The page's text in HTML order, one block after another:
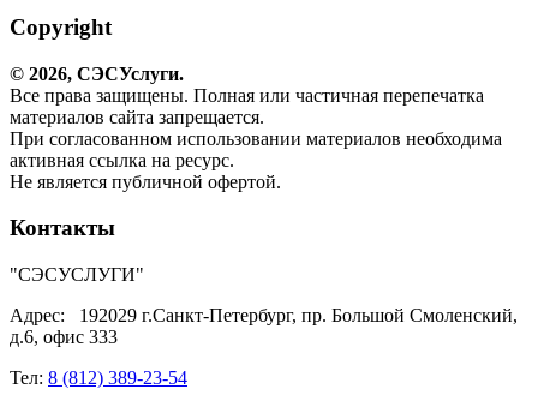
Copyright
© 2026, СЭСУслуги.
Все права защищены. Полная или частичная перепечатка
материалов сайта запрещается.
При согласованном использовании материалов необходима
активная ссылка на ресурс.
Не является публичной офертой.
Контакты
"СЭСУСЛУГИ"
Адрес:
192029 г.Санкт-Петербург, пр. Большой Смоленский,
д.6, офис 333
Тел: 8 (812) 389-23-54